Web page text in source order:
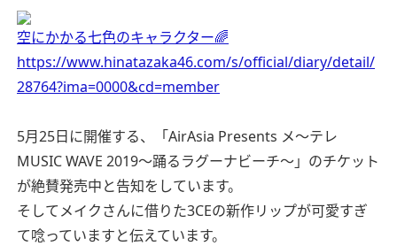
空にかかる七色のキャラクター🌈
https://www.hinatazaka46.com/s/official/diary/detail/
28764?ima=0000&cd=member
5月25日に開催する、「AirAsia Presents メ～テレ
MUSIC WAVE 2019～踊るラグーナビーチ～」のチケット
が絶賛発売中と告知をしています。
そしてメイクさんに借りた3CEの新作リップが可愛すぎ
て唸っていますと伝えています。